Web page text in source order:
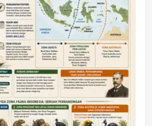
Astra Motor Kalimantan Timur 2 Dukung
Mahasiswa Samarinda dalam Astra
Honda SDGs Future Leaders 2026
Jumat, 10 Jul 2026 19:01